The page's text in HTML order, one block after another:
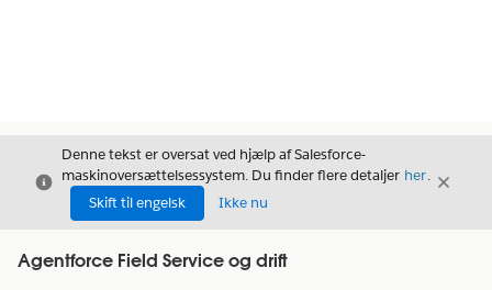
Luk
Denne tekst er oversat ved hjælp af Salesforce-
maskinoversættelsessystem. Du finder flere detaljer her.
Skift til engelsk
Ikke nu
Luk
Agentforce Field Service og drift